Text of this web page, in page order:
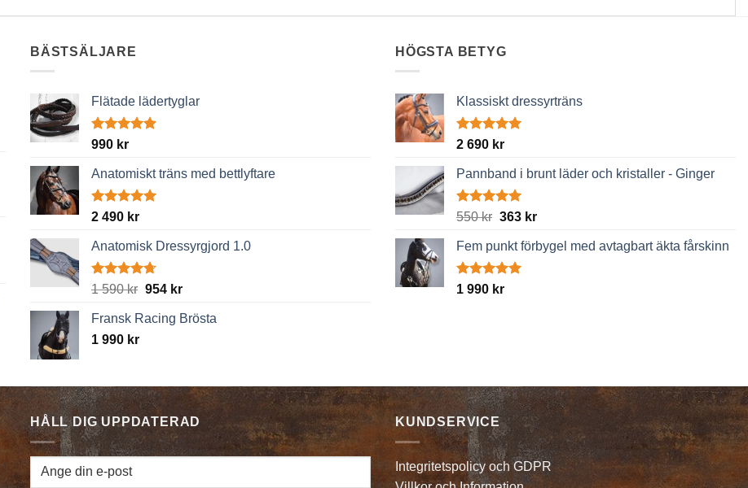
BÄSTSÄLJARE
Flätade lädertyglar
Betygsatt
990 kr
Anatomiskt träns med bettlyftare
Betygsatt
2 490 kr
Anatomisk Dressyrgjord 1.0
Betygsatt
1 590kr Det
priset
954 krDet
priset
Fransk Racing Brösta
1 990 kr
HÖGSTA BETYG
Klassiskt dressyrträns
Betygsatt
2 690 kr
Pannband i brunt läder och kristaller - Ginger
Betygsatt
550kr Det
priset
var:
550 kr.
363 krDet
priset
Fem punkt förbygel med avtagbart äkta fårskinn
Betygsatt
1 990 kr
HÅLL DIG UPPDATERAD KUNDSERVICE
Integritetspolicy och GDPR